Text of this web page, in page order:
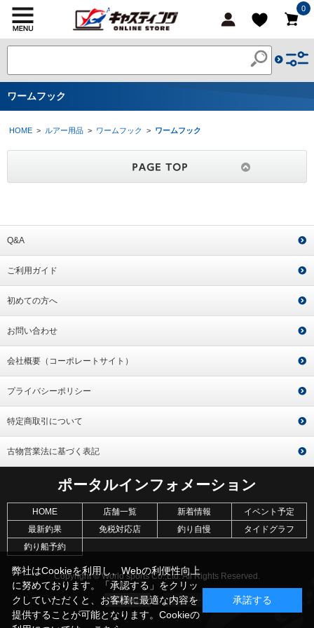
0
ワームフック
HOME > ルアー用品 > ワームフック > ワームフック
Q&A
ご利用ガイド
初めての方へ
お問い合わせ
会社概要（コーポレートサイト）
プライバシーポリシー
特定商取引について
古物営業法に基づく表記
ポータルインフォメーション
HOME 店舗一覧 新着情報
イベント予定
最新釣果
免税対応店 釣り自慢
タイドグラフ
釣り船予約
Copyright © World sports Co.,Ltd. All Rights Reserved.
弊社はCookieを利用し、Webの利便性向上
に努めております。「承認する」をクリッ
クしていただくと、お客様に最適な内容を
提供することが可能となります。Cookieの
承諾する